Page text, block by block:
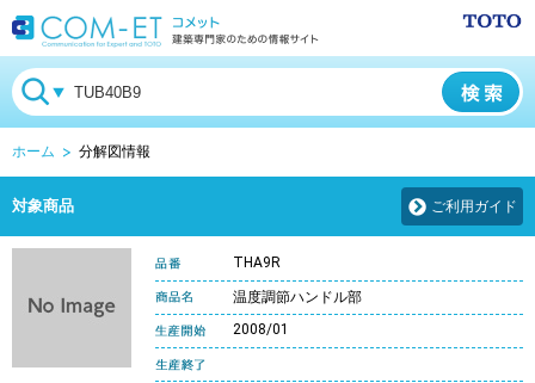
ホーム 分解図情報
対象商品 ご利用ガイド
THA9R
温度調節ハンドル部
2008/01